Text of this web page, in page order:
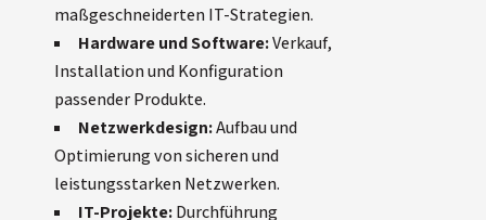
maßgeschneiderten IT-Strategien.
Hardware und Software:Verkauf,
Installation und Konfiguration
passender Produkte.
Netzwerkdesign:Aufbau und
Optimierung von sicheren und
leistungsstarken Netzwerken.
IT-Projekte:Durchführung